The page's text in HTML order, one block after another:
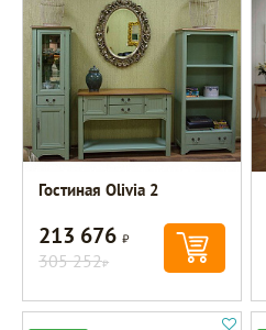
Гостиная Olivia 2
213 676Р
305 252Р